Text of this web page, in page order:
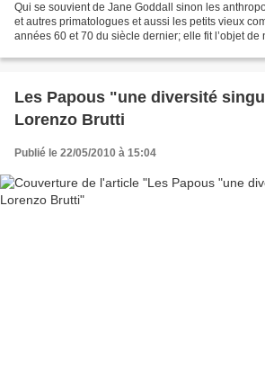
Qui se souvient de Jane Goddall sinon les
et autres primatologues et aussi les petits vieux
années 60 et 70 du siècle dernier; elle fit l’objet de
Les Papous "une diversité
Lorenzo Brutti
Publié le 22/05/2010 à 15:04